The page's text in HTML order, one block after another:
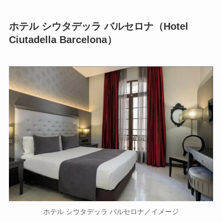
ホテル シウタデッラ バルセロナ（Hotel
Ciutadella Barcelona）
ホテル シウタデッラ バルセロナ／イメージ